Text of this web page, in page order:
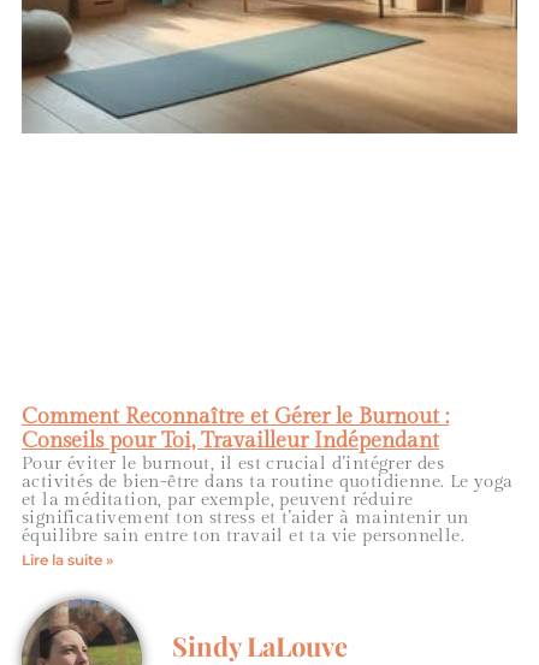
Comment Reconnaître et Gérer le Burnout :
Conseils pour Toi, Travailleur Indépendant
Pour éviter le burnout, il est crucial d’intégrer des
activités de bien-être dans ta routine quotidienne. Le yoga
et la méditation, par exemple, peuvent réduire
significativement ton stress et t’aider à maintenir un
équilibre sain entre ton travail et ta vie personnelle.
Lire la suite »
Sindy LaLouve